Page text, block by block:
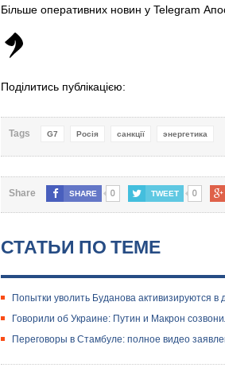
Більше оперативних новин у Telegram
Поділитись публікацією:
Tags G7 Росія санкції энергетика
Share SHARE 0 TWEET 0
СТАТЬИ ПО ТЕМЕ
Попытки уволить Буданова активизируются
Говорили об Украине: Путин и Макрон
Переговоры в Стамбуле: полное видео